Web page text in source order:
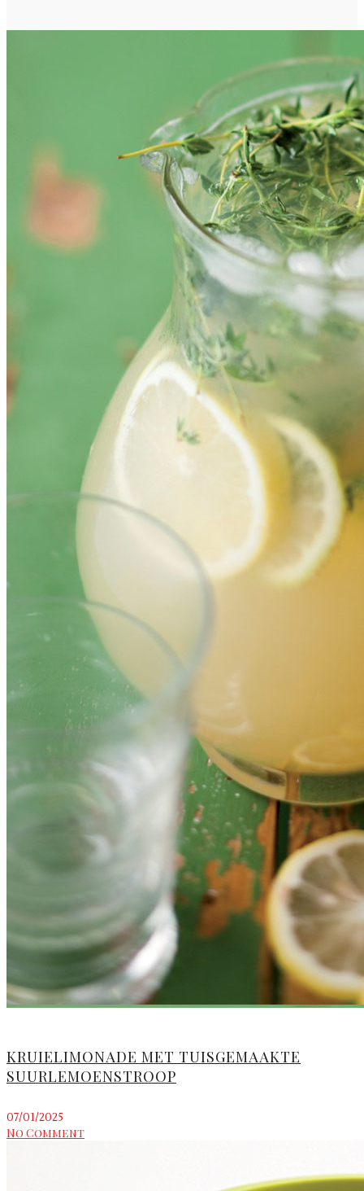
KRUIELIMONADE MET TUISGEMAAKTE
SUURLEMOENSTROOP
07/01/2025
No Comment